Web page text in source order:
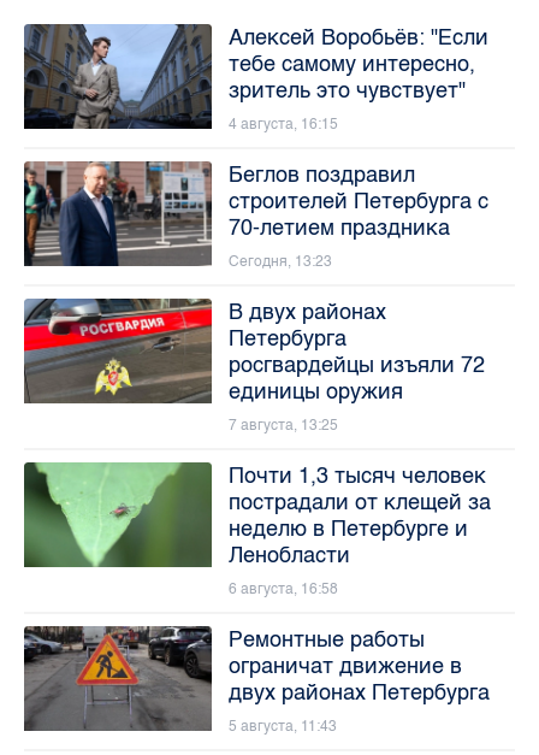
Алексей Воробьёв: "Если
тебе самому интересно,
зритель это чувствует"
4 августа, 16:15
Беглов поздравил
строителей Петербурга с
70-летием праздника
Сегодня, 13:23
В двух районах
Петербурга
росгвардейцы изъяли 72
единицы оружия
7 августа, 13:25
Почти 1,3 тысяч человек
пострадали от клещей за
неделю в Петербурге и
Ленобласти
6 августа, 16:58
Ремонтные работы
ограничат движение в
двух районах Петербурга
5 августа, 11:43